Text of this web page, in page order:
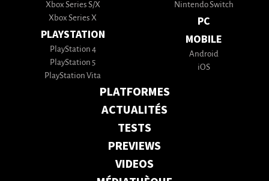
Xbox Series S/X
Xbox Series X
PLAYSTATION
PlayStation 4
PlayStation 5
PlayStation Vita
Nintendo Switch
PC
MOBILE
Android
iOS
PLATFORMES
ACTUALITÉS
TESTS
PREVIEWS
VIDEOS